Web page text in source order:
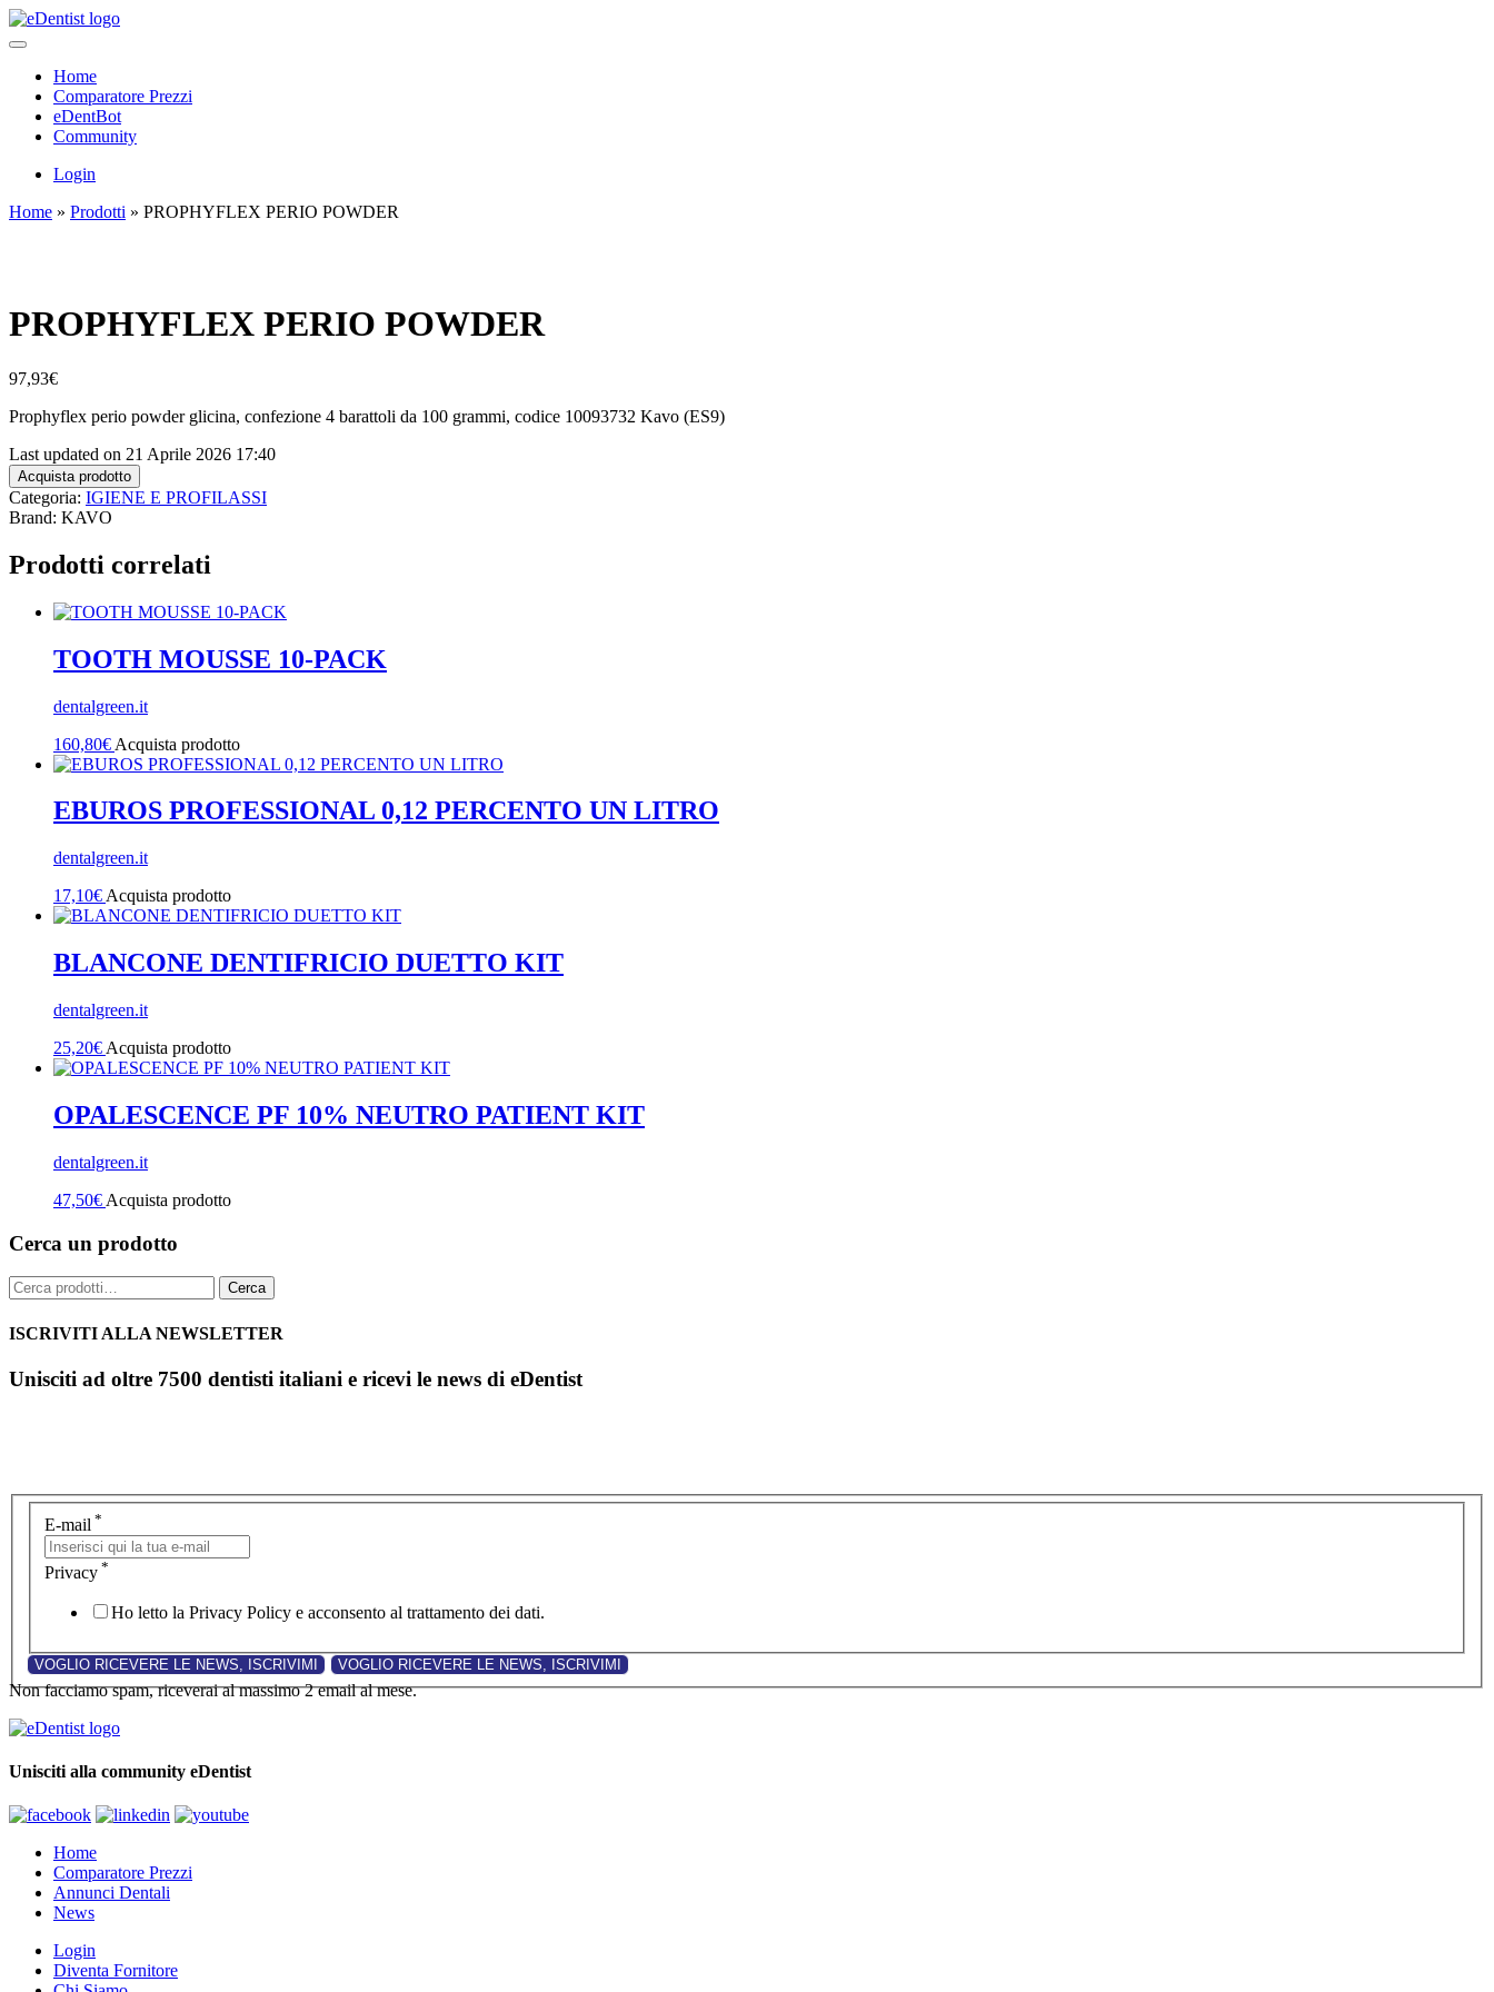
Home
Comparatore Prezzi
eDentBot
Community
Login
Home » Prodotti » PROPHYFLEX PERIO POWDER
PROPHYFLEX PERIO POWDER
97,93€
Prophyflex perio powder glicina, confezione 4 barattoli da 100 grammi, codice 10093732 Kavo (ES9)
Last updated on 21 Aprile 2026 17:40
Acquista prodotto
Categoria: IGIENE E PROFILASSI
Brand: KAVO
Prodotti correlati
TOOTH MOUSSE 10-PACK
dentalgreen.it
160,80€ Acquista prodotto
EBUROS PROFESSIONAL 0,12 PERCENTO UN LITRO
dentalgreen.it
17,10€ Acquista prodotto
BLANCONE DENTIFRICIO DUETTO KIT
dentalgreen.it
25,20€ Acquista prodotto
OPALESCENCE PF 10% NEUTRO PATIENT KIT
dentalgreen.it
47,50€ Acquista prodotto
Cerca un prodotto
Cerca: Cerca
ISCRIVITI ALLA NEWSLETTER
Unisciti ad oltre 7500 dentisti italiani e ricevi le news di eDentist
E-mail *
Privacy *
Ho letto la Privacy Policy e acconsento al trattamento dei dati.
Non facciamo spam, riceverai al massimo 2 email al mese.
Unisciti alla community eDentist
Home
Comparatore Prezzi
Annunci Dentali
News
Login
Diventa Fornitore